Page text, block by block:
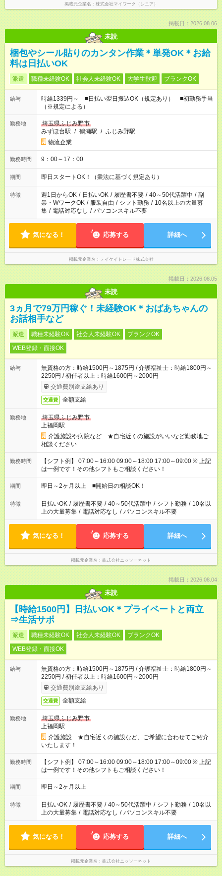
掲載元企業名 株式会社マイワーク（シニア）
掲載日：2026.08.06
未読
梱包やシール貼りのカンタン作業＊単発OK＊お給
料は日払いOK
派遣 職種未経験OK 社会人未経験OK 大学生歓迎 ブランクOK
給与
時給1339円～ ■日払い翌日振込OK（規定あり） ■初勤務手当
（※規定による）
勤務地
埼玉県ふじみ野市
みずほ台駅 / 鶴瀬駅 / ふじみ野駅
物流企業
勤務時間 9：00～17：00
期間 即日スタートOK！（業法に基づく規定あり）
特徴 週1日からOK / 日払いOK / 履歴書不要 / 40～50代活躍中 / 副
業・WワークOK / 服装自由 / シフト勤務 / 10名以上の大量募
集 / 電話対応なし / パソコンスキル不要
気になる！ 応募する 詳細へ
掲載元企業名 テイケイトレード株式会社
掲載日：2026.08.05
未読
3ヵ月で79万円稼ぐ！未経験OK＊おばあちゃんの
お話相手など
派遣 職種未経験OK 社会人未経験OK
ブランクOK
WEB登録・面接OK
給与
無資格の方：時給1500円～1875円 / 介護福祉士：時給1800円～
2250円 / 初任者以上：時給1600円～2000円
交通費別途支給あり
交通費 全額支給
勤務地
埼玉県ふじみ野市
上福岡駅
介護施設や病院など ★自宅近くの施設がいいなど勤務地ご
相談ください
勤務時間
【シフト例】 07:00～16:00 09:00～18:00 17:00～09:00 ※ 上記
は一例です！その他シフトもご相談ください！
期間 即日～2ヶ月以上 ■開始日の相談OK！
特徴 日払いOK / 履歴書不要 / 40～50代活躍中 / シフト勤務 / 10名以
上の大量募集 / 電話対応なし / パソコンスキル不要
気になる！ 応募する 詳細へ
掲載元企業名 株式会社ニッソーネット
掲載日：2026.08.04
未読
【時給1500円】日払いOK＊プライベートと両立
⇒生活サポ
派遣 職種未経験OK 社会人未経験OK
ブランクOK
WEB登録・面接OK
給与
無資格の方：時給1500円～1875円 / 介護福祉士：時給1800円～
2250円 / 初任者以上：時給1600円～2000円
交通費別途支給あり
交通費 全額支給
勤務地
埼玉県ふじみ野市
上福岡駅
介護施設 ★自宅近くの施設など、ご希望に合わせてご紹介
いたします！
勤務時間
【シフト例】 07:00～16:00 09:00～18:00 17:00～09:00 ※ 上記
は一例です！その他シフトもご相談ください！
期間 即日～2ヶ月以上
特徴 日払いOK / 履歴書不要 / 40～50代活躍中 / シフト勤務 / 10名以
上の大量募集 / 電話対応なし / パソコンスキル不要
気になる！ 応募する 詳細へ
掲載元企業名 株式会社ニッソーネット